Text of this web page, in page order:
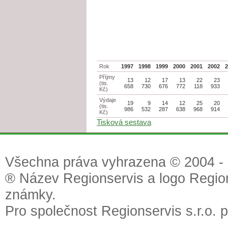
Rok 1997 1998 1999 2000 2001 2002
Příjmy
(tis.
Kč)
13
658
12
730
17
676
13
772
22
118
23
933
Výdaje
(tis.
Kč)
19
986
9
532
14
287
12
638
25
968
20
914
Tisková sestava
Všechna práva vyhrazena © 2004
® Název Regionservis a logo
známky.
Pro společnost Regionservis s.r.o.